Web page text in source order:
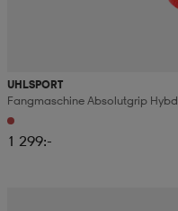
UHLSPORT
Fangmaschine Absolutgrip Hybd
1 299:-